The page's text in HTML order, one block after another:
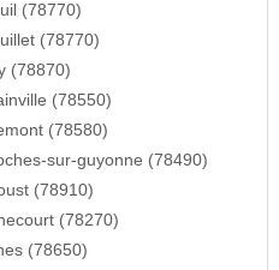
(78770)
(78770)
(78870)
(78550)
(78580)
sur-guyonne (78490)
(78910)
(78270)
(78650)